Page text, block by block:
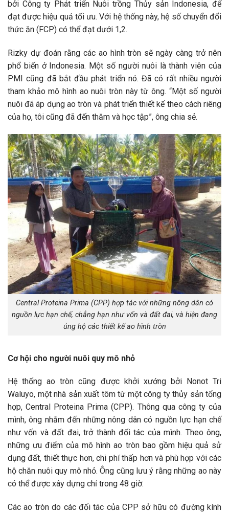
bởi Công ty Phát triển Nuôi trồng Thủy sản Indonesia, để
đạt được hiệu quả tối ưu. Với hệ thống này, hệ số chuyển đổi
thức ăn (FCP) có thể đạt dưới 1,2.
Rizky dự đoán rằng các ao hình tròn sẽ ngày càng trở nên
phổ biến ở Indonesia. Một số người nuôi là thành viên của
PMI cũng đã bắt đầu phát triển nó. Đã có rất nhiều người
tham khảo mô hình ao nuôi tròn này từ ông. “Một số người
nuôi đã áp dụng ao tròn và phát triển thiết kế theo cách riêng
của họ, tôi cũng đã đến thăm và học tập”, ông chia sẻ.
Central Proteina Prima (CPP) hợp tác với những nông dân có
nguồn lực hạn chế, chẳng hạn như vốn và đất đai, và hiện đang
ủng hộ các thiết kế ao hình tròn
Cơ hội cho người nuôi quy mô nhỏ
Hệ thống ao tròn cũng được khởi xướng bởi Nonot Tri
Waluyo, một nhà sản xuất tôm từ một công ty thủy sản tổng
hợp, Central Proteina Prima (CPP). Thông qua công ty của
mình, ông nhắm đến những nông dân có nguồn lực hạn chế
như vốn và đất đai, trở thành đối tác của mình. Theo ông,
những ưu điểm của mô hình ao tròn bao gồm hiệu quả sử
dụng đất, thiết thực hơn, chi phí thấp hơn và phù hợp với các
hộ chăn nuôi quy mô nhỏ. Ông cũng lưu ý rằng những ao này
có thể được xây dựng chỉ trong 48 giờ.
Các ao tròn do các đối tác của CPP sở hữu có đường kính